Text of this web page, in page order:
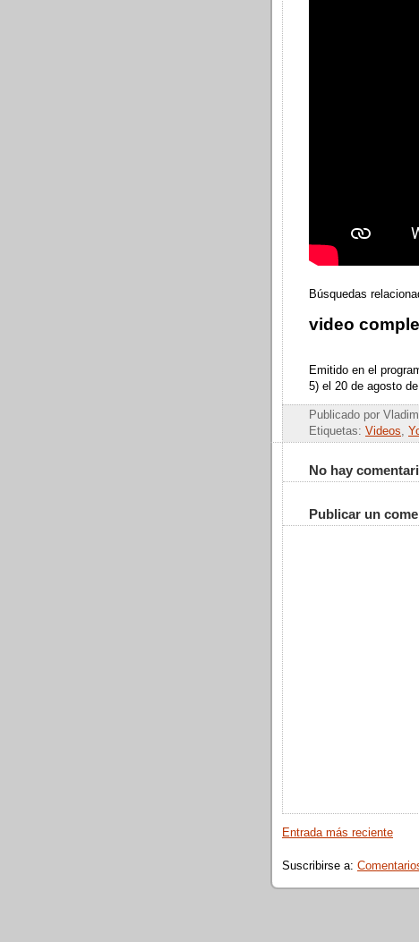
Búsquedas
video
Emitido en el
5) el 20 de agosto
Publicado por
Etiquetas: Videos
No hay
Publicar un
Entrada más reciente
Suscribirse a: